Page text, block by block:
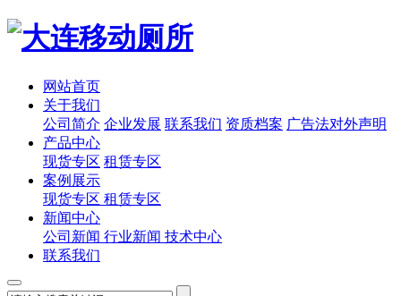
网站首页
关于我们
公司简介 企业发展 联系我们 资质档案 广告法对外声明
产品中心
现货专区 租赁专区
案例展示
现货专区 租赁专区
新闻中心
公司新闻 行业新闻 技术中心
联系我们